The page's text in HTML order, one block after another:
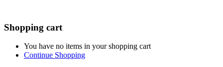
Shopping cart
You have no items in your shopping cart
Continue Shopping